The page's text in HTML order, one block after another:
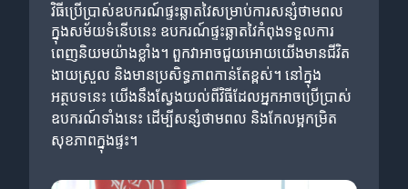
វិធីប្រើប្រាស់ឧបករណ៍ផ្ទះឆ្លាតវៃសម្រាប់ការសន្សំថាមពល
ក្នុងសម័យទំនើបនេះ ឧបករណ៍ផ្ទះឆ្លាតវៃកំពុងទទួលការ
ពេញនិយមយ៉ាងខ្លាំង។ ពួកវាអាចជួយអោយយើងមានជីវិត
ងាយស្រួល និងមានប្រសិទ្ធភាពកាន់តែខ្ពស់។ នៅក្នុង
អត្ថបទនេះ យើងនឹងស្វែងយល់ពីវិធីដែលអ្នកអាចប្រើប្រាស់
ឧបករណ៍ទាំងនេះ ដើម្បីសន្សំថាមពល និងកែលម្អកម្រិត
សុខភាពក្នុងផ្ទះ។